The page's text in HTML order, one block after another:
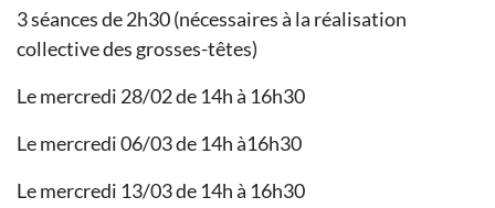
3 séances de 2h30 (nécessaires à la réalisation
collective des grosses-têtes)
Le mercredi 28/02 de 14h à 16h30
Le mercredi 06/03 de 14h à16h30
Le mercredi 13/03 de 14h à 16h30